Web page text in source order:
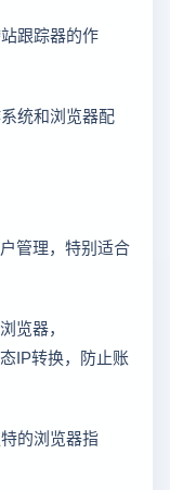
跟踪器的作
统和浏览器配
管理，特别适合
览器，
IP转换，防止账
的浏览器指